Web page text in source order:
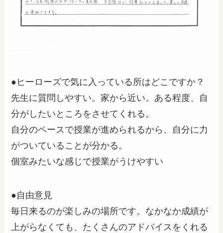
●ヒーローズで気に入っている所はどこですか？
先生に質問しやすい。家から近い。ある程度、自
分がしたいところをさせてくれる。
自分のペースで授業が進められるから、自分に力
がついていることが分かる。
個室みたいな感じで授業がうけやすい
●自由意見
毎日来るのが楽しみの場所です。なかなか成績が
上がらなくても、たくさんのアドバイスをくれる